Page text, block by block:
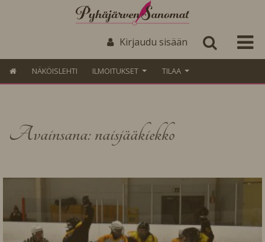
Kirjaudu sisään
NÄKÖISLEHTI ILMOITUKSET TILAA
Avainsana: naisjääkiekko